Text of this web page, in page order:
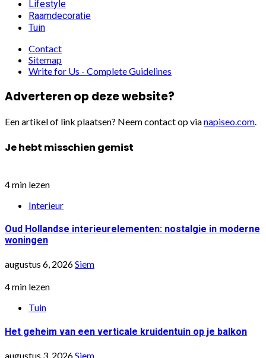
Lifestyle
Raamdecoratie
Tuin
Contact
Sitemap
Write for Us - Complete Guidelines
Adverteren op deze website?
Een artikel of link plaatsen? Neem contact op vianapiseo.com.
Je hebt misschien gemist
4 min lezen
Interieur
Oud Hollandse interieurelementen: nostalgie in moderne
woningen
augustus 6, 2026Siem
4 min lezen
Tuin
Het geheim van een verticale kruidentuin op je balkon
augustus 3, 2026Siem